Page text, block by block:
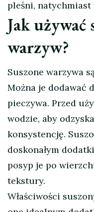
pleśni,
Jak używać
warzyw?
Suszone warzywa
Można je dodawać
pieczywa. Przed
wodzie, aby
konsystencję.
doskonałym
posyp je po
tekstury.
Właściwości